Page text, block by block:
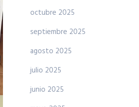
octubre 2025
septiembre 2025
agosto 2025
julio 2025
junio 2025